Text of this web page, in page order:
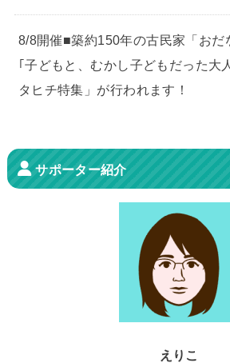
8/8開催■築約150年の古民家「おだ
｢子どもと、むかし子どもだった大
タヒチ特集」が行われます！
サポーター紹介
えりこ